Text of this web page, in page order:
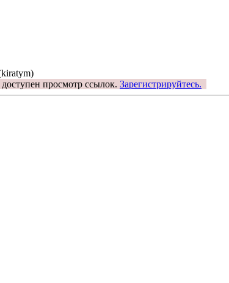
просмотр ссылок. Зарегистрируйтесь.